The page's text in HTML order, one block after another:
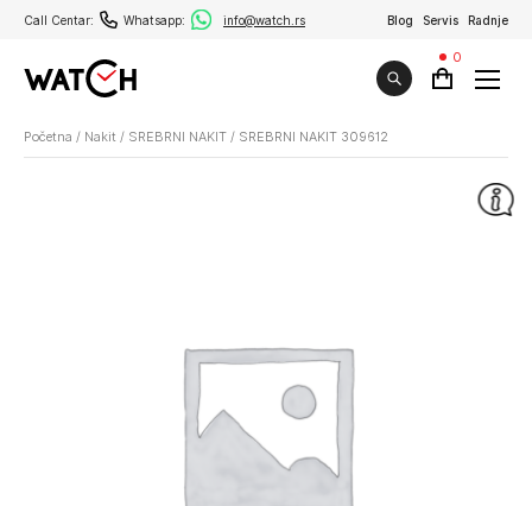
Call Centar: Whatsapp: info@watch.rs Blog Servis Radnje
0
Početna / Nakit / SREBRNI NAKIT / SREBRNI NAKIT 309612